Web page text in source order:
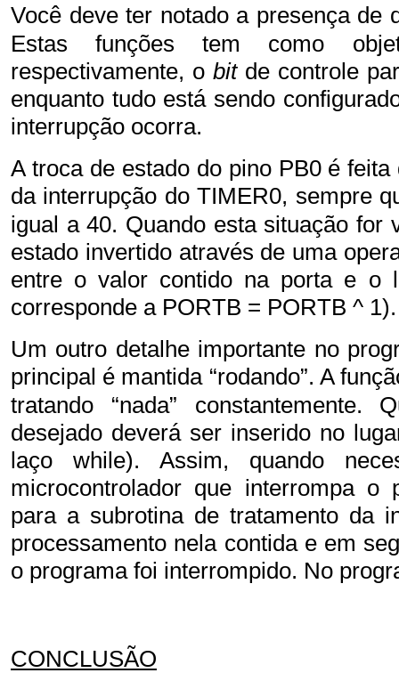
Você deve ter notado a presença de
Estas funções tem como
respectivamente, o bitde controle
enquanto tudo está sendo
interrupção ocorra.
A troca de estado do pino PB0 é
da interrupção do TIMER0, sempre
igual a 40. Quando esta situação for
estado invertido através de uma
entre o valor contido na porta e o
corresponde a PORTB = PORTB ^ 1).
Um outro detalhe importante no
principal é mantida “rodando”. A
tratando “nada” constantemente.
desejado deverá ser inserido no
laço while). Assim, quando
microcontrolador que interrompa o
para a subrotina de tratamento da
processamento nela contida e em
o programa foi interrompido. No
CONCLUSÃO